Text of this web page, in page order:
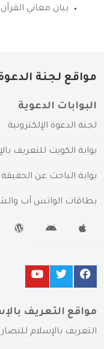
بيان معاني القرآن
مواقع لجنة الدعوة
البوابات الدعوية
لجنة الدعوة الإلكترونية
بوابة الكويت للتعريف
بوابة الباحث عن الحقيقة
بطاقات الواتس آب
مواقع التعريف
التعريف بالإسلام